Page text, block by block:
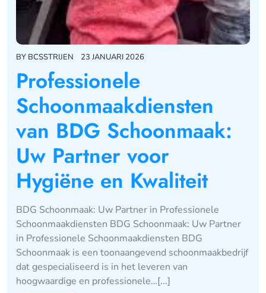
BY BCSSTRIJEN 23 JANUARI 2026
Professionele
Schoonmaakdiensten
van BDG Schoonmaak:
Uw Partner voor
Hygiëne en Kwaliteit
BDG Schoonmaak: Uw Partner in Professionele
Schoonmaakdiensten BDG Schoonmaak: Uw Partner
in Professionele Schoonmaakdiensten BDG
Schoonmaak is een toonaangevend schoonmaakbedrijf
dat gespecialiseerd is in het leveren van
hoogwaardige en professionele…[...]